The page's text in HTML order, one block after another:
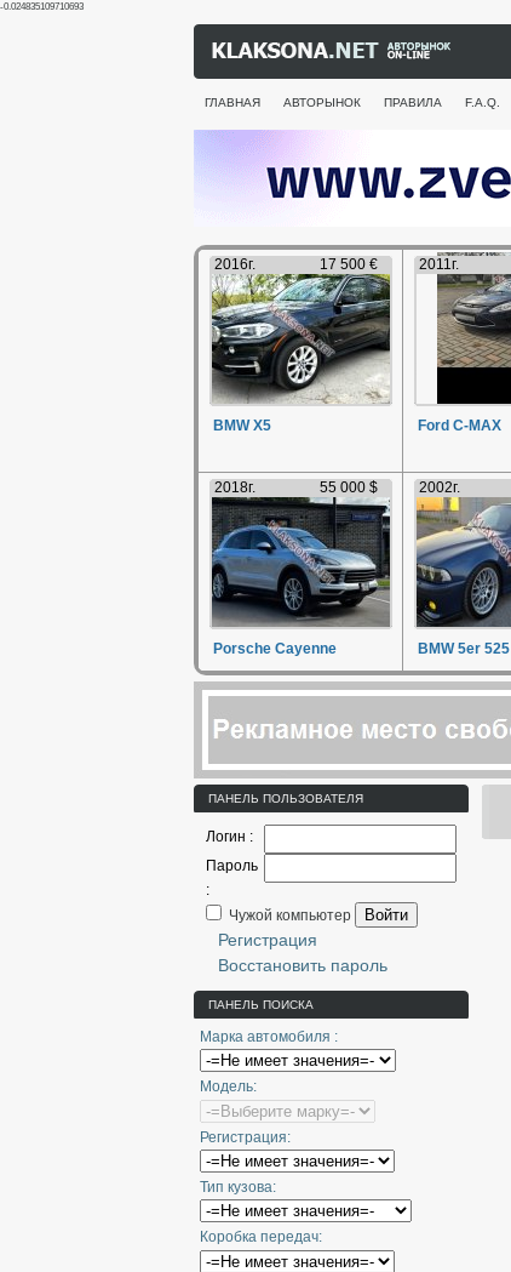
-0.024835109710693
ГЛАВНАЯ АВТОРЫНОК ПРАВИЛА F.A.Q.
2016г. 17 500 €
BMW X5
2011г.
Ford C-MAX
2018г. 55 000 $
Porsche Cayenne
2002г.
BMW 5er 525
ПАНЕЛЬ ПОЛЬЗОВАТЕЛЯ
Логин :
Пароль
:
Чужой компьютер
Войти
Регистрация
Восстановить пароль
ПАНЕЛЬ ПОИСКА
Марка автомобиля :
Модель:
Регистрация:
Тип кузова:
Коробка передач: